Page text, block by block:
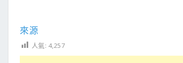
來源
人氣: 4,257